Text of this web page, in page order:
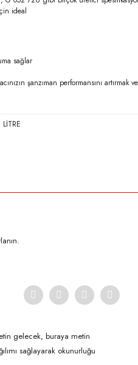
ideal
sağlar
şanzıman performansını
LİTRE
gelecek, buraya metin
sağlayarak okunurluğu